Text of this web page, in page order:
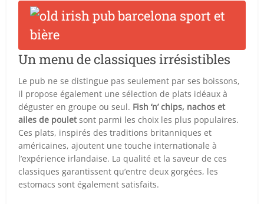
Un menu de classiques irrésistibles
Le pub ne se distingue pas seulement par ses boissons,
il propose également une sélection de plats idéaux à
déguster en groupe ou seul. Fish ‘n’ chips, nachos et
ailes de pouletsont parmi les choix les plus populaires.
Ces plats, inspirés des traditions britanniques et
américaines, ajoutent une touche internationale à
l’expérience irlandaise. La qualité et la saveur de ces
classiques garantissent qu’entre deux gorgées, les
estomacs sont également satisfaits.